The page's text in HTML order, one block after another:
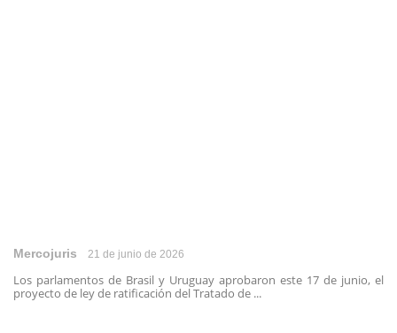
Mercojuris 21 de junio de 2026
Los parlamentos de Brasil y Uruguay aprobaron este 17 de junio, el
proyecto de ley de ratificación del Tratado de ...